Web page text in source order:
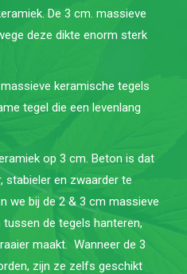
De 3 cm. massieve
deze dikte enorm sterk
keramische tegels
tegel die een levenlang
op 3 cm. Beton is dat
stabieler en zwaarder te
we bij de 2 & 3 cm massieve
de tegels hanteren,
maakt. Wanneer de 3
zijn ze zelfs geschikt